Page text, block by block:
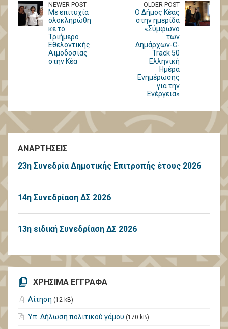
NEWER POST
Με επιτυχία
ολοκληρώθη
κε το
Τριήμερο
Εθελοντικής
Αιμοδοσίας
στην Κέα
OLDER POST
Ο Δήμος Κέας
στην ημερίδα
«Σύμφωνο
των
Δημάρχων-C-
Track 50
Ελληνική
Ημέρα
Ενημέρωσης
για την
Ενέργεια»
ΑΝΑΡΤΗΣΕΙΣ
23η Συνεδρία Δημοτικής Επιτροπής έτους 2026
14η Συνεδρίαση ΔΣ 2026
13η ειδική Συνεδρίαση ΔΣ 2026
ΧΡΗΣΙΜΑ ΕΓΓΡΑΦΑ
Αίτηση (12 kB)
Υπ. Δήλωση πολιτικού γάμου (170 kB)